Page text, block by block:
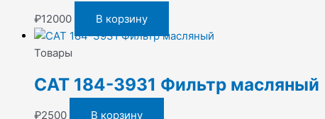
₽12000 В корзину
Товары
CAT 184-3931 Фильтр масляный
₽2500 В корзину